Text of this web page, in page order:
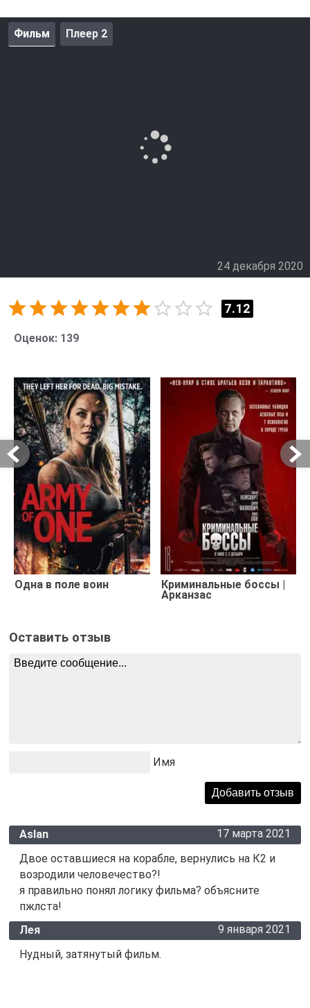
остались совсем одни на огромной станции. Старик
вовсе не рад новой компании и пытается связаться с
Фильм Плеер 2
24 декабря 2020
7.12
Оценок: 139
Одна в поле воин Криминальные боссы |
Арканзас
Оставить отзыв
Имя
Aslan
17 марта 2021
Двое оставшиеся на корабле, вернулись на К2 и
возродили человечество?!
я правильно понял логику фильма? объясните
пжлста!
Лея
9 января 2021
Нудный, затянутый фильм.